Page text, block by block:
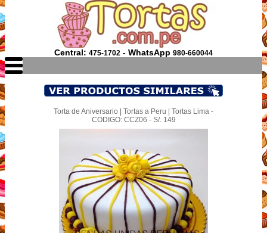
Central: 475-1702 - WhatsApp 980-660044
Torta de Aniversario | Tortas a Peru | Tortas Lima -
CODIGO: CCZ06 - S/. 149